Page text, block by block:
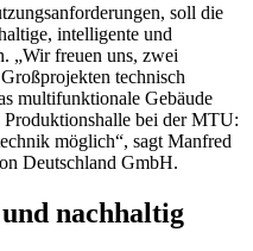
soll die
intelligente und
„Wir freuen uns, zwei
technisch
multifunktionale Gebäude
bei der MTU:
möglich“, sagt Manfred
Deutschland GmbH.
nachhaltig